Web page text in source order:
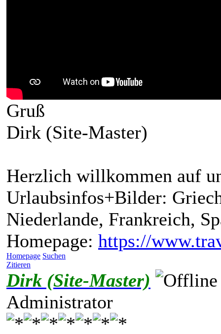
Gruß
Dirk (Site-Master)
Herzlich willkommen auf
Urlaubsinfos+Bilder:
Niederlande, Frankreich,
Homepage: https://
Homepage Suchen
Zitieren
Dirk (Site-Master)
Administrator